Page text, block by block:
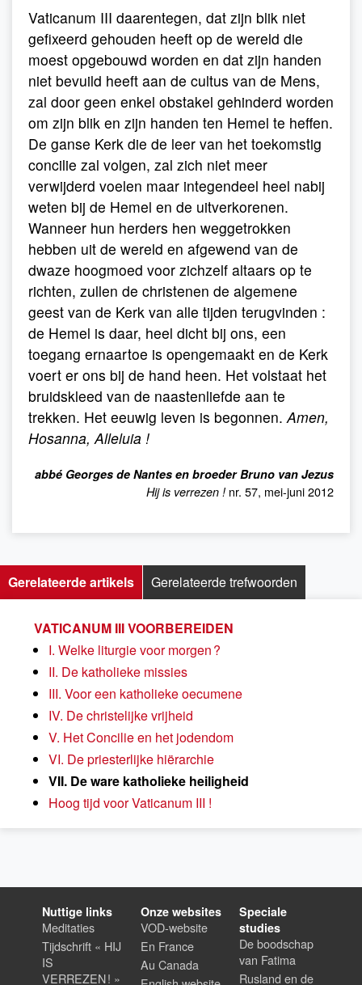
Vaticanum III daarentegen, dat zijn blik niet
gefixeerd gehouden heeft op de wereld die
moest opgebouwd worden en dat zijn handen
niet bevuild heeft aan de cultus van de Mens,
zal door geen enkel obstakel gehinderd worden
om zijn blik en zijn handen ten Hemel te heffen.
De ganse Kerk die de leer van het toekomstig
concilie zal volgen, zal zich niet meer
verwijderd voelen maar integendeel heel nabij
weten bij de Hemel en de uitverkorenen.
Wanneer hun herders hen weggetrokken
hebben uit de wereld en afgewend van de
dwaze hoogmoed voor zichzelf altaars op te
richten, zullen de christenen de algemene
geest van de Kerk van alle tijden terugvinden :
de Hemel is daar, heel dicht bij ons, een
toegang ernaartoe is opengemaakt en de Kerk
voert er ons bij de hand heen. Het volstaat het
bruidskleed van de naastenliefde aan te
trekken. Het eeuwig leven is begonnen. Amen,
Hosanna, Alleluia !
abbé Georges de Nantes en broeder Bruno van Jezus
Hij is verrezen ! nr. 57, mei-juni 2012
Gerelateerde artikels
VATICANUM III VOORBEREIDEN
I. Welke liturgie voor morgen ?
II. De katholieke missies
III. Voor een katholieke oecumene
IV. De christelijke vrijheid
V. Het Concilie en het jodendom
VI. De priesterlijke hiërarchie
VII. De ware katholieke heiligheid
Hoog tijd voor Vaticanum III !
Gerelateerde trefwoorden
Nuttige links
Meditaties
Tijdschrift « HIJ
IS
VERREZEN ! »
Onze websites
VOD-website
En France
Au Canada
Speciale
studies
De boodschap
van Fatima
Rusland en de